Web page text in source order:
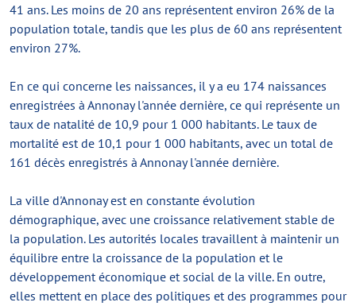
41 ans. Les moins de 20 ans représentent environ 26% de la
population totale, tandis que les plus de 60 ans représentent
environ 27%.
En ce qui concerne les naissances, il y a eu 174 naissances
enregistrées à Annonay l'année dernière, ce qui représente un
taux de natalité de 10,9 pour 1 000 habitants. Le taux de
mortalité est de 10,1 pour 1 000 habitants, avec un total de
161 décès enregistrés à Annonay l'année dernière.
La ville d'Annonay est en constante évolution
démographique, avec une croissance relativement stable de
la population. Les autorités locales travaillent à maintenir un
équilibre entre la croissance de la population et le
développement économique et social de la ville. En outre,
elles mettent en place des politiques et des programmes pour